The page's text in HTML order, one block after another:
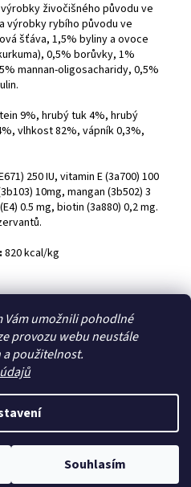
Vám umožnili pohodlné
provozu webu neustále
použitelnost.
Souhlasím
živočišného původu ve
výrobky rybího původu ve
šťáva, 1,5% byliny a ovoce
0,5% borůvky, 1%
mannan-oligosacharidy, 0,5%
9%, hrubý tuk 4%, hrubý
vlhkost 82%, vápník 0,3%,
250 IU, vitamin E (3a700) 100
10mg, mangan (3b502) 3
0.5 mg, biotin (3a880) 0,2 mg.
820 kcal/kg
Heureka.cz
Shoptet
. Všechna práva vyhrazena.